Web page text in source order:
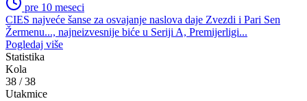
pre 10 meseci
CIES najveće šanse za osvajanje naslova daje Zvezdi i Pari Sen
Žermenu..., najneizvesnije biće u Seriji A, Premijerligi...
Pogledaj više
Statistika
Kola
38 /38
Utakmice